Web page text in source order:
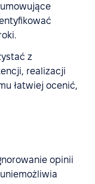
z
realizacji
łatwiej ocenić,
opinii